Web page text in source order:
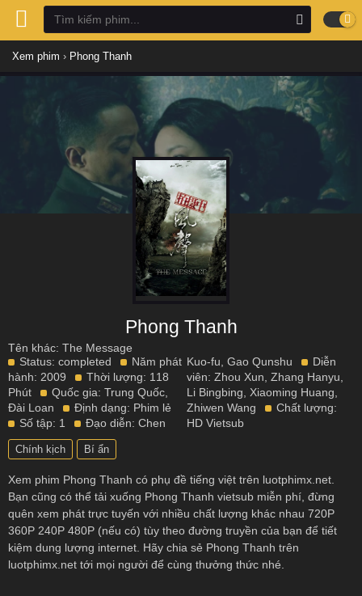
Xem phim › Phong Thanh
Phong Thanh
Tên khác: The Message
Status: completed
Năm phát
hành: 2009 Thời lượng: 118
Phút
Quốc gia: Trung Quốc,
Đài Loan
Định dạng: Phim lẻ
Số tập: 1 Đạo diễn: Chen
Kuo-fu,Gao Qunshu
Diễn
viên: Zhou Xun,Zhang Hanyu,
Li Bingbing,Xiaoming Huang,
Zhiwen Wang
Chất lượng:
HD Vietsub
Chính kịch Bí ẩn
Xem phim Phong Thanh có phụ đề tiếng việt trên luotphimx.net.
Bạn cũng có thể tải xuống Phong Thanh vietsub miễn phí, đừng
quên xem phát trực tuyến với nhiều chất lượng khác nhau 720P
360P 240P 480P (nếu có) tùy theo đường truyền của bạn để tiết
kiệm dung lượng internet. Hãy chia sẻ Phong Thanh trên
luotphimx.net tới mọi người để cùng thưởng thức nhé.